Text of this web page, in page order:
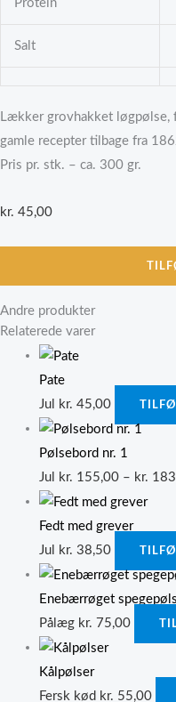
Protein
Salt
Lækker grovhakket
gamle recepter tilbage fra
Pris pr. stk. – ca. 300 gr.
kr. 45,00
Andre produkter
Relaterede varer
Pate
Jul
kr. 45,00
Pølsebord nr. 1
Jul
kr. 155,00 – kr.
Fedt med grever
Jul
kr. 38,50
Enebærrøget
Pålæg kr. 75,00
Kålpølser
Fersk kød kr. 55,00